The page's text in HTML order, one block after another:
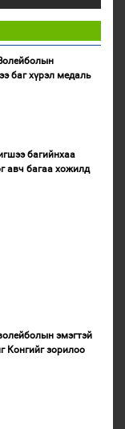
баг хүрэл медаль
багийнхаа
авч багаа хожилд
эмэгтэй
Конгийг зорилоо